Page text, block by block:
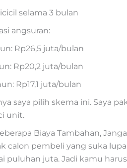
selama 3 bulan
angsuran:
Rp26,5 juta/bulan
Rp20,2 juta/bulan
Rp17,1 juta/bulan
saya pilih skema ini. Saya
unit.
Biaya Tambahan,
calon pembeli yang suka
puluhan juta. Jadi kamu